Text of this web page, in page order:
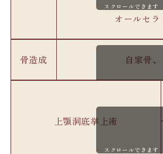
オールセ
スクロールできます
骨造成 自家骨
上顎洞底挙上術
スクロールできます